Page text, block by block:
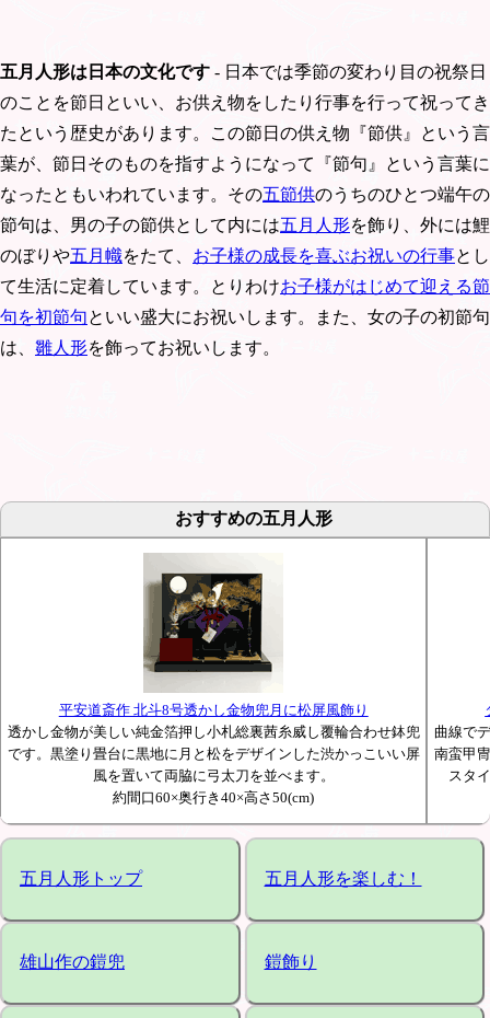
五月人形は日本の文化です - 日本では季節の変わり目の祝祭日
のことを節日といい、お供え物をしたり行事を行って祝ってき
たという歴史があります。この節日の供え物『節供』という言
葉が、節日そのものを指すようになって『節句』という言葉に
なったともいわれています。その五節供のうちのひとつ端午の
節句は、男の子の節供として内には五月人形を飾り、外には鯉
のぼりや五月幟をたて、 お子様の成長を喜ぶお祝いの行事とし
て生活に定着しています。とりわけお子様がはじめて迎える節
句を初節句といい盛大にお祝いします。また、女の子の初節句
は、 雛人形を飾ってお祝いします。
おすすめの五月人形
平安道斎作 北斗8号透かし金物兜月に松屏風飾り
透かし金物が美しい純金箔押し小札総裏茜糸威し覆輪合わせ鉢兜
です。黒塗り畳台に黒地に月と松をデザインした渋かっこいい屏
風を置いて両脇に弓太刀を並べます。
約間口60×奥行き40×高さ50(cm)
曲線で
南蛮甲
スタ
五月人形トップ 五月人形を楽しむ！
雄山作の鎧兜 鎧飾り